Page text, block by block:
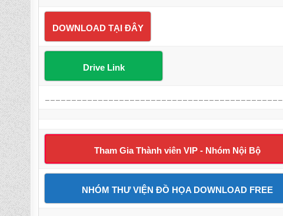
DOWNLOAD TẠI ĐÂY
Drive Link
Tham Gia Thành viên VIP - Nhóm Nội Bộ
NHÓM THƯ VIỆN ĐỒ HỌA DOWNLOAD FREE